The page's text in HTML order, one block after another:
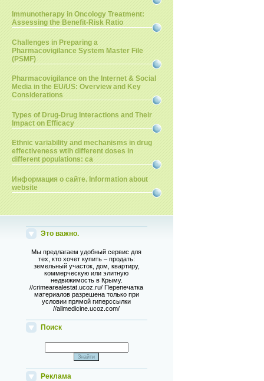
Immunotherapy in Oncology Treatment:
Assessing the Benefit-Risk Ratio
Challenges in Preparing a
Pharmacovigilance System Master File
(PSMF)
Pharmacovigilance on the Internet & Social
Media in the EU/US: Overview and Key
Considerations
Types of Drug-Drug Interactions and Their
Impact on Efficacy
Ethnic variability and mechanisms in drug
effectiveness wtih different doses in
different populations: ca
Информация о сайте. Information about
website
Это важно.
Мы предлагаем удобный сервис для
тех, кто хочет купить – продать:
земельный участок, дом, квартиру,
коммерческую или элитную
недвижимость в Крыму.
//crimearealestat.ucoz.ru/ Перепечатка
материалов разрешена только при
условии прямой гиперссылки
//allmedicine.ucoz.com/
Поиск
Реклама